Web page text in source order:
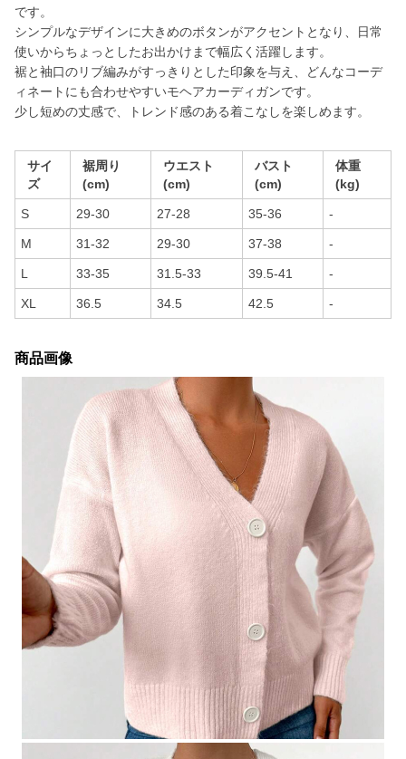
です。
シンプルなデザインに大きめのボタンがアクセントとなり、日常
使いからちょっとしたお出かけまで幅広く活躍します。
裾と袖口のリブ編みがすっきりとした印象を与え、どんなコーデ
ィネートにも合わせやすいモヘアカーディガンです。
少し短めの丈感で、トレンド感のある着こなしを楽しめます。
サイ
ズ
裾周り
(cm)
ウエスト
(cm)
バスト
(cm)
体重
(kg)
S 29-30 27-28 35-36 -
M 31-32 29-30 37-38 -
L 33-35 31.5-33 39.5-41 -
XL 36.5 34.5 42.5 -
商品画像